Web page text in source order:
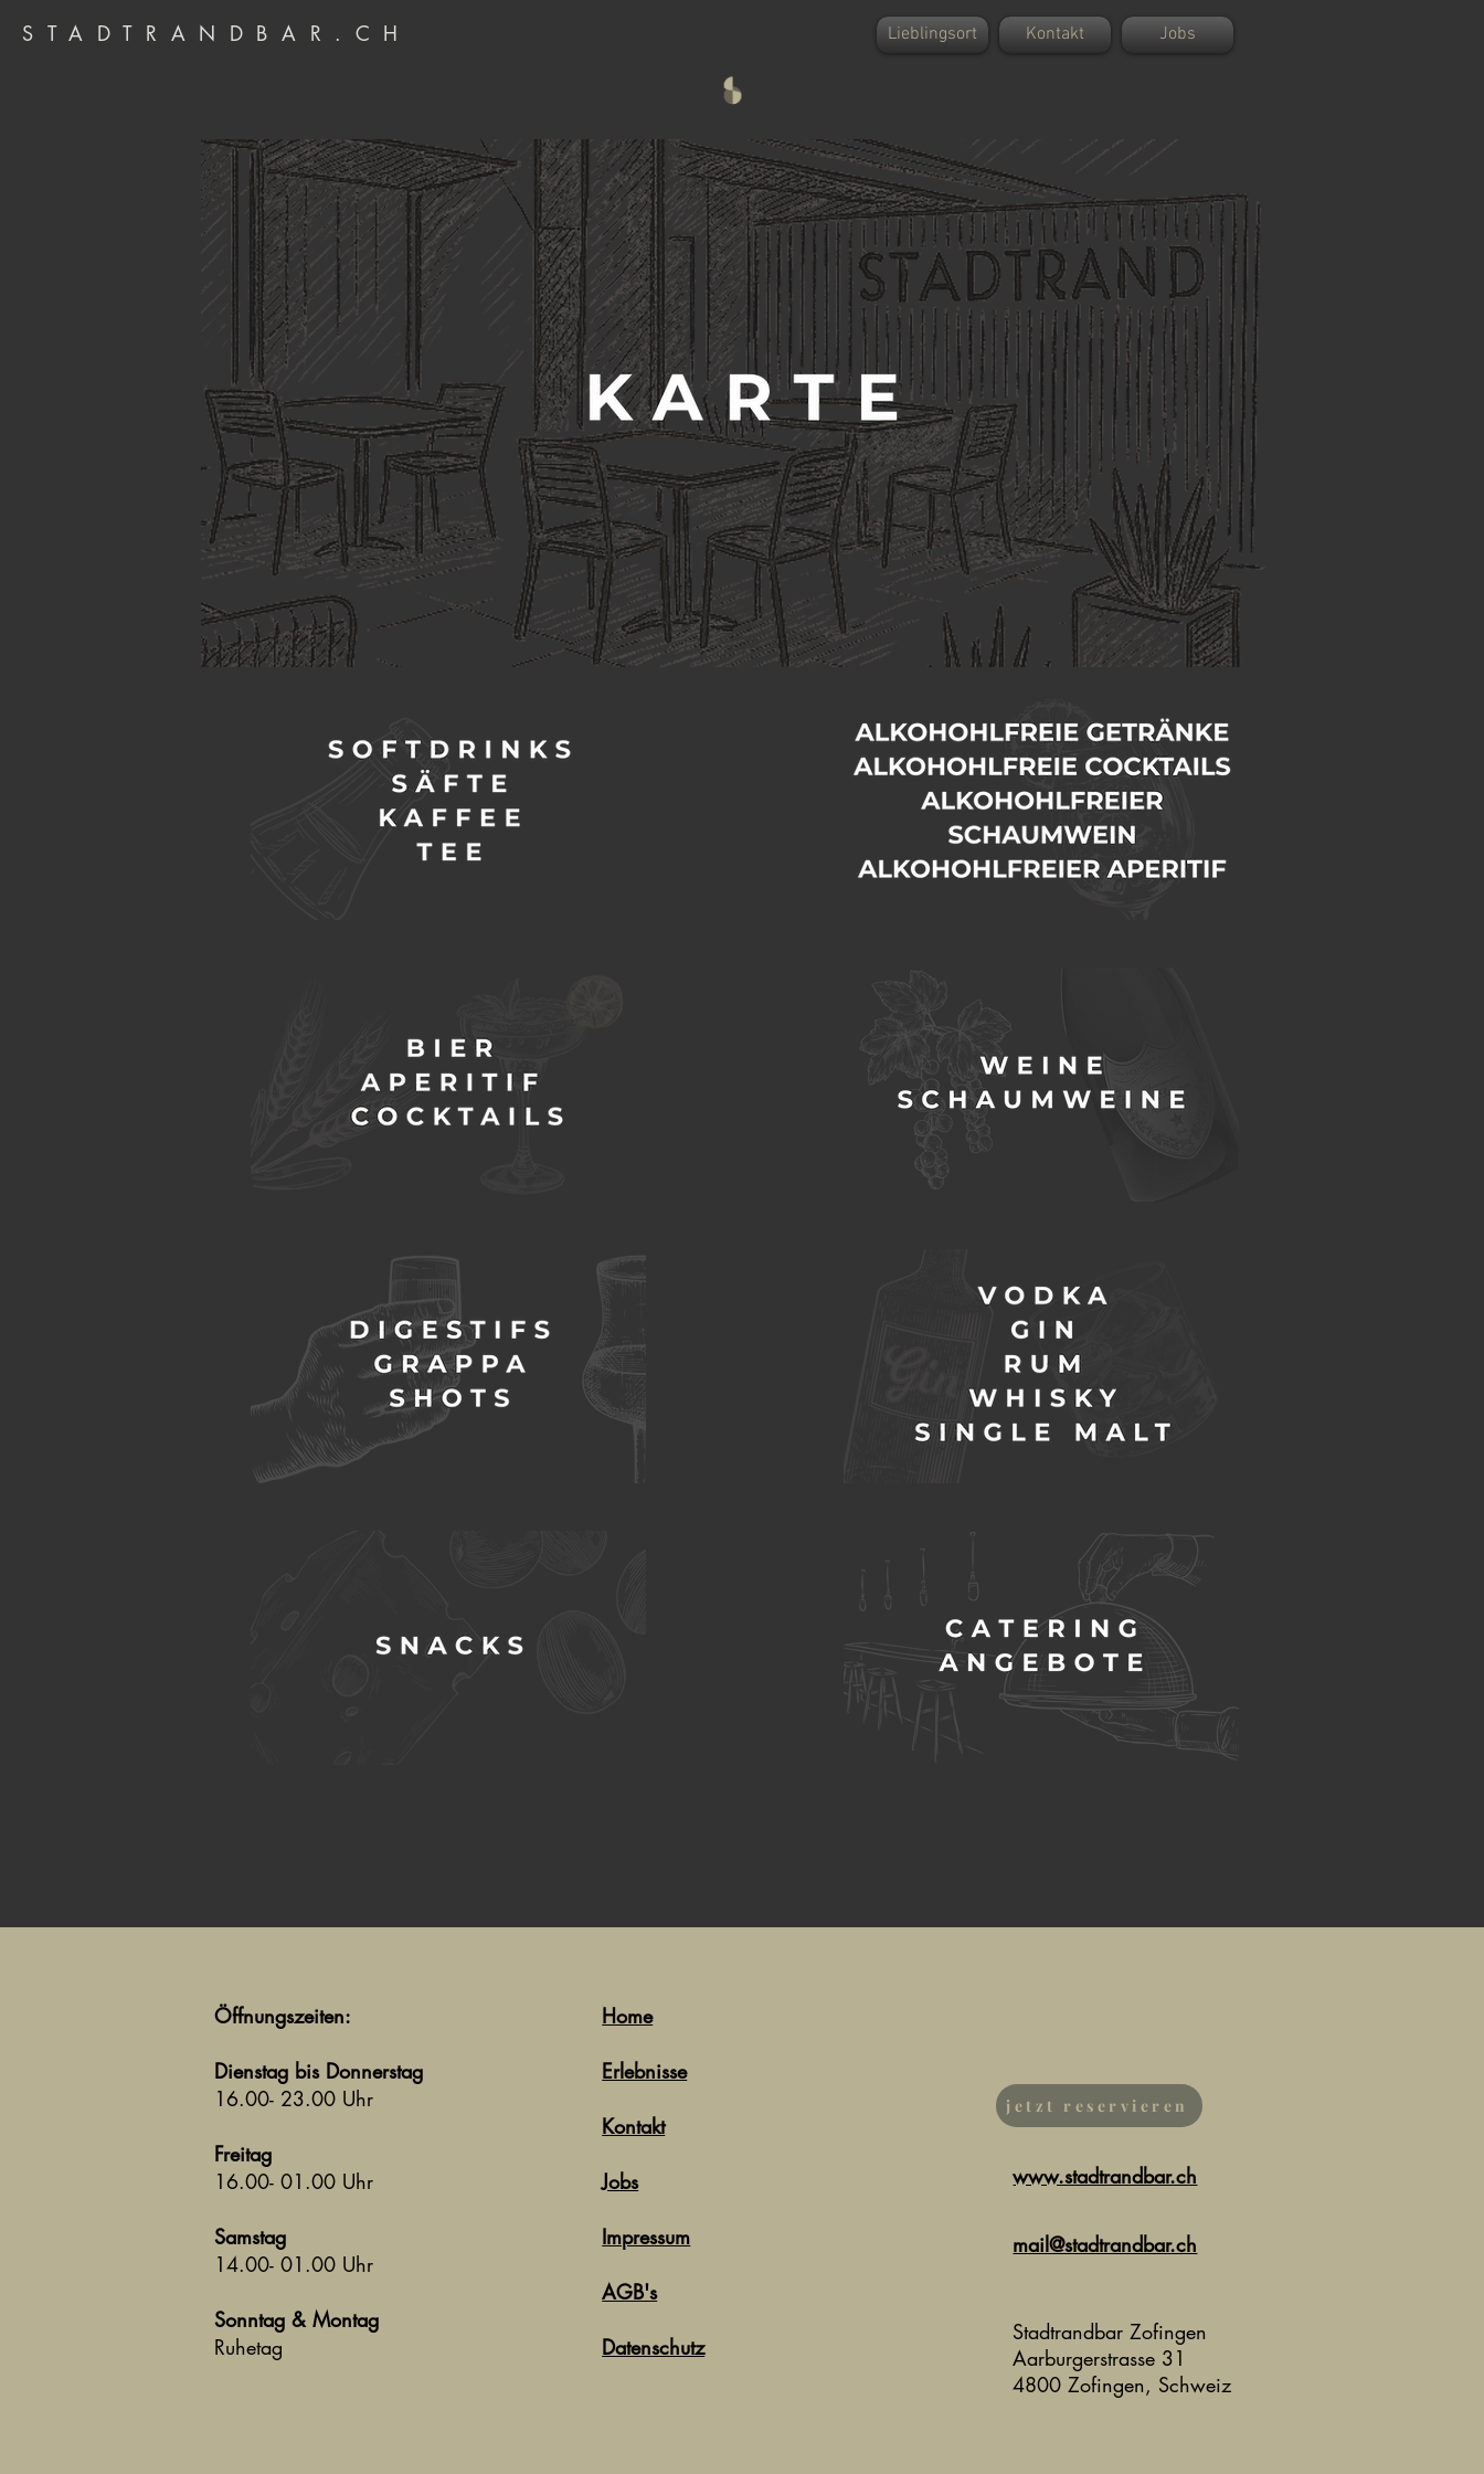
STADTRANDBAR.CH Lieblingsort Kontakt Jobs
Öffnungszeiten:
Dienstag bis Donnerstag
16.00- 23.00 Uhr
Freitag
16.00- 01.00 Uhr
Samstag
14.00- 01.00 Uhr
Sonntag & Montag
Ruhetag
Home
Erlebnisse
Kontakt
Jobs
Impressum
AGB's
Datenschutz
jetzt reservieren
www.stadtrandbar.ch
mail@stadtrandbar.ch
Stadtrandbar Zofingen
Aarburgerstrasse 31
4800 Zofingen, Schweiz